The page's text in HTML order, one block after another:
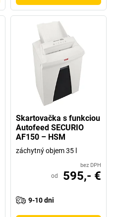
Skartovačka s funkciou
Autofeed SECURIO
AF150 – HSM
záchytný objem 35 l
bez DPH
od 595,- €
9-10 dni